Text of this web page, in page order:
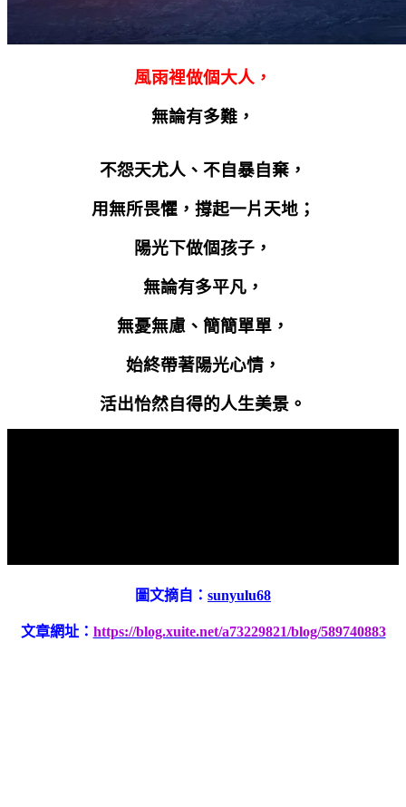
風雨裡做個大人，
無論有多難，
不怨天尤人、不自暴自棄，
用無所畏懼，撐起一片天地；
陽光下做個孩子，
無論有多平凡，
無憂無慮、簡簡單單，
始終帶著陽光心情，
活出怡然自得的人生美景。
圖文摘自： sunyulu68
文章網址： https://blog.xuite.net/a73229821/blog/589740883